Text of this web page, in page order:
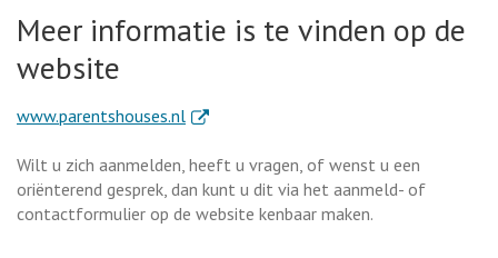
Meer informatie is te vinden op de
website
www.parentshouses.nl. Externe link
Wilt u zich aanmelden, heeft u vragen, of wenst u een
oriënterend gesprek, dan kunt u dit via het aanmeld- of
contactformulier op de website kenbaar maken.